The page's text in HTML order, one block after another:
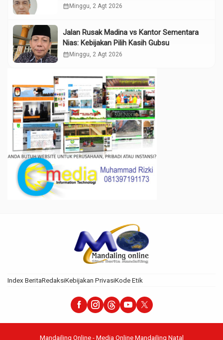
calendar_month Minggu, 2 Agt 2026
Jalan Rusak Madina vs Kantor Sementara
Nias: Kebijakan Pilih Kasih Gubsu
calendar_month Minggu, 2 Agt 2026
Index BeritaRedaksiKebijakan PrivasiKode Etik
Mandailing Online - Media Online Mandailing Natal